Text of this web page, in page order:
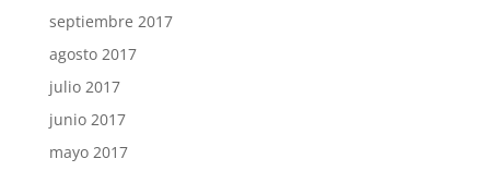
septiembre 2017
agosto 2017
julio 2017
junio 2017
mayo 2017